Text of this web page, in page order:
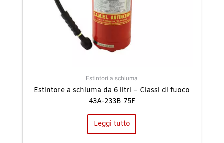
Estintori a schiuma
Estintore a schiuma da 6 litri – Classi di fuoco
43A-233B 75F
Leggi tutto